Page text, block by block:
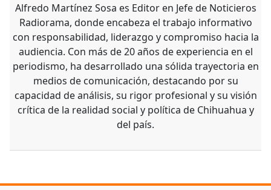
Alfredo Martínez Sosa es Editor en Jefe de Noticieros
Radiorama, donde encabeza el trabajo informativo
con responsabilidad, liderazgo y compromiso hacia la
audiencia. Con más de 20 años de experiencia en el
periodismo, ha desarrollado una sólida trayectoria en
medios de comunicación, destacando por su
capacidad de análisis, su rigor profesional y su visión
crítica de la realidad social y política de Chihuahua y
del país.